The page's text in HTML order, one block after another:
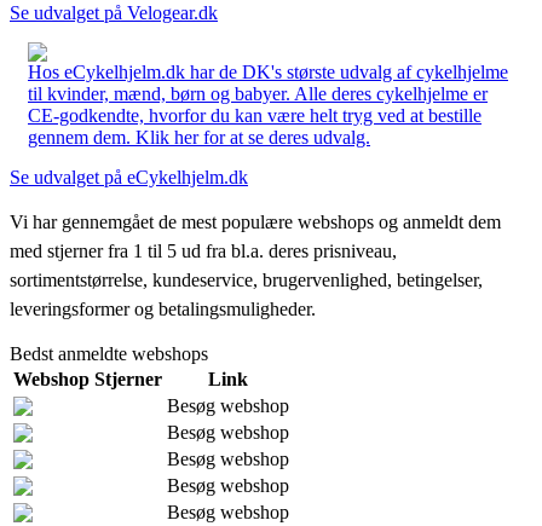
Se udvalget på Velogear.dk
Hos eCykelhjelm.dk har de DK's største udvalg af cykelhjelme
til kvinder, mænd, børn og babyer. Alle deres cykelhjelme er
CE-godkendte, hvorfor du kan være helt tryg ved at bestille
gennem dem. Klik her for at se deres udvalg.
Se udvalget på eCykelhjelm.dk
Vi har gennemgået de mest populære webshops og anmeldt dem
med stjerner fra 1 til 5 ud fra bl.a. deres prisniveau,
sortimentstørrelse, kundeservice, brugervenlighed, betingelser,
leveringsformer og betalingsmuligheder.
Bedst anmeldte webshops
Webshop Stjerner
Link
Besøg webshop
Besøg webshop
Besøg webshop
Besøg webshop
Besøg webshop